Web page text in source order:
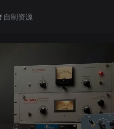
自制资源